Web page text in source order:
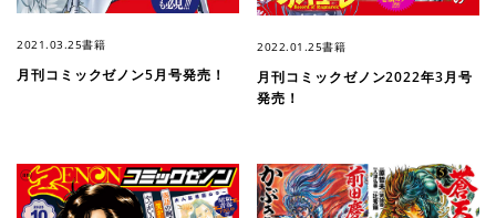
2021.03.25書籍
月刊コミックゼノン5月号発売！
2022.01.25書籍
月刊コミックゼノン2022年3月号
発売！